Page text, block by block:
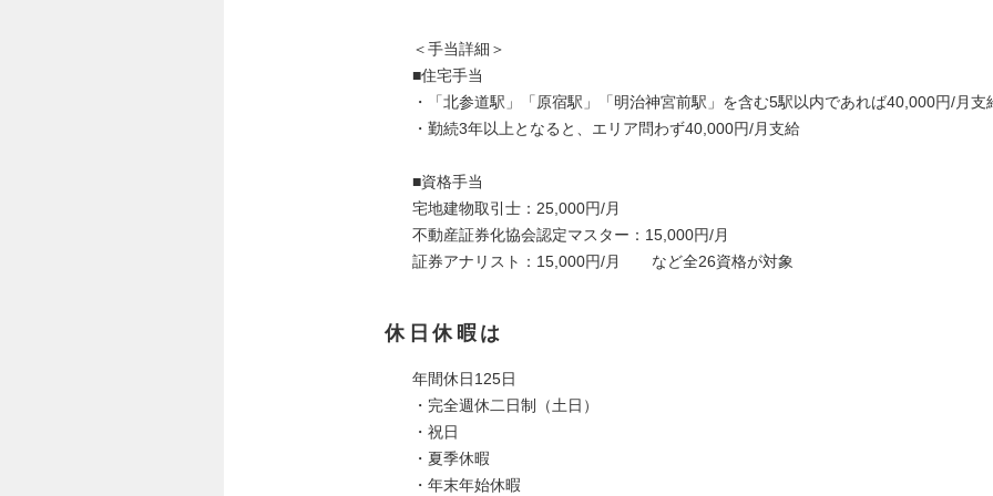
＜手当詳細＞
■住宅手当
・「北参道駅」「原宿駅」「明治神宮前駅」を含む5駅以内であれば40,000円/月支
・勤続3年以上となると、エリア問わず40,000円/月支給
■資格手当
宅地建物取引士：25,000円/月
不動産証券化協会認定マスター：15,000円/月
証券アナリスト：15,000円/月 など全26資格が対象
休日休暇は
年間休日125日
・完全週休二日制（土日）
・祝日
・夏季休暇
・年末年始休暇